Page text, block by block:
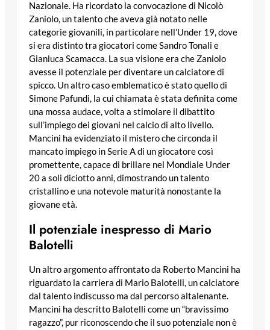
Nazionale. Ha ricordato la convocazione di Nicolò
Zaniolo, un talento che aveva già notato nelle
categorie giovanili, in particolare nell’Under 19, dove
si era distinto tra giocatori come Sandro Tonali e
Gianluca Scamacca. La sua visione era che Zaniolo
avesse il potenziale per diventare un calciatore di
spicco. Un altro caso emblematico è stato quello di
Simone Pafundi, la cui chiamata è stata definita come
una mossa audace, volta a stimolare il dibattito
sull’impiego dei giovani nel calcio di alto livello.
Mancini ha evidenziato il mistero che circonda il
mancato impiego in Serie A di un giocatore così
promettente, capace di brillare nel Mondiale Under
20 a soli diciotto anni, dimostrando un talento
cristallino e una notevole maturità nonostante la
giovane età.
Il potenziale inespresso di Mario
Balotelli
Un altro argomento affrontato da Roberto Mancini ha
riguardato la carriera di Mario Balotelli, un calciatore
dal talento indiscusso ma dal percorso altalenante.
Mancini ha descritto Balotelli come un “bravissimo
ragazzo”, pur riconoscendo che il suo potenziale non è